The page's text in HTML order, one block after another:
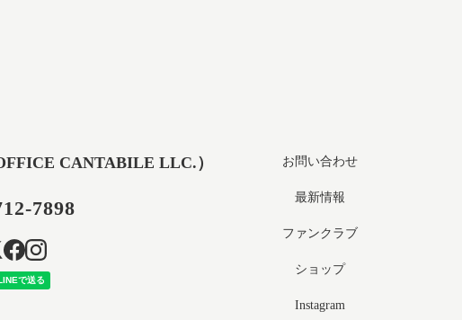
CANTABILE LLC.）
7898
お問い合わせ
最新情報
ファンクラブ
ショップ
Instagram